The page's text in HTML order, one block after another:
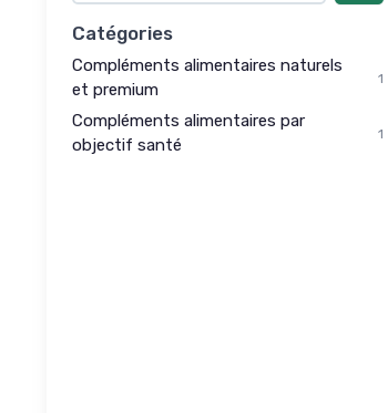
Catégories
Compléments alimentaires naturels
et premium
1
Compléments alimentaires par
objectif santé
1